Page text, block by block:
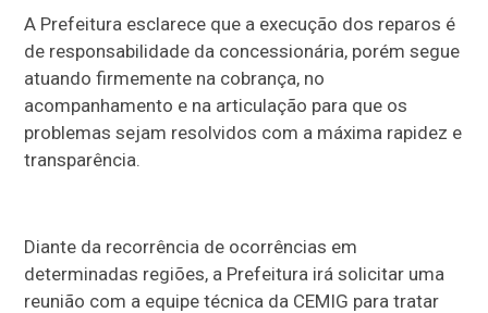
A Prefeitura esclarece que a execução dos reparos é
de responsabilidade da concessionária, porém segue
atuando firmemente na cobrança, no
acompanhamento e na articulação para que os
problemas sejam resolvidos com a máxima rapidez e
transparência.
Diante da recorrência de ocorrências em
determinadas regiões, a Prefeitura irá solicitar uma
reunião com a equipe técnica da CEMIG para tratar